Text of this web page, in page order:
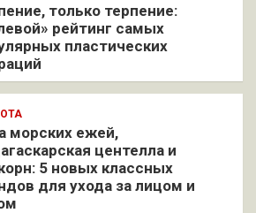
только терпение:
рейтинг самых
пластических
морских ежей,
центелла и
5 новых классных
для ухода за лицом и